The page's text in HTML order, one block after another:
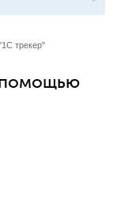
трекер"
помощью